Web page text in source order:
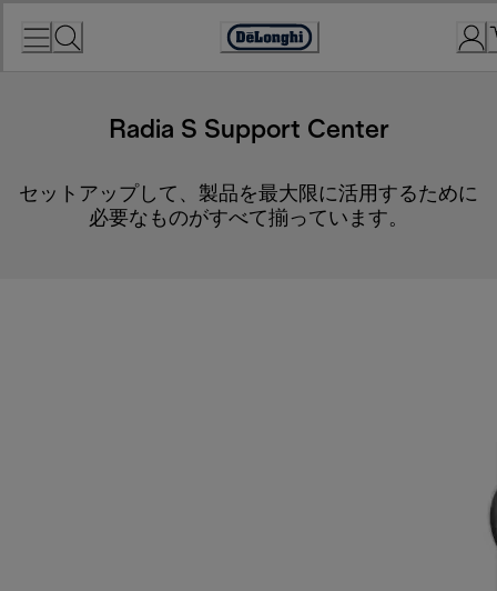
Accessibility
Radia S Support Center
セットアップして、製品を最大限に活用するために
必要なものがすべて揃っています。